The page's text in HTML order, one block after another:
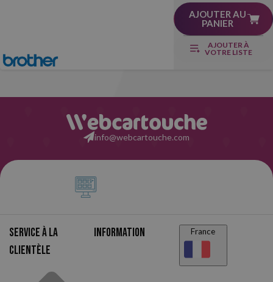
AJOUTER AU
PANIER
AJOUTER À
VOTRE LISTE
info@webcartouche.com
Service à la
clientèle
Information France